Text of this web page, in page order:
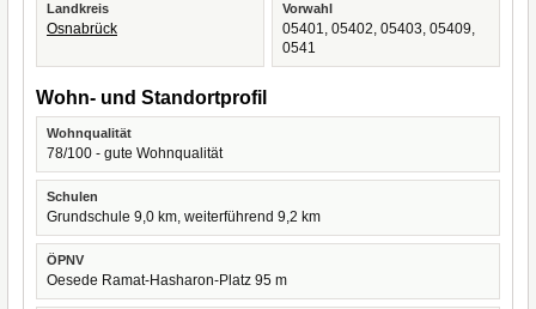
Landkreis
Osnabrück
Vorwahl
05401, 05402, 05403, 05409,
0541
Wohn- und Standortprofil
Wohnqualität
78/100 - gute Wohnqualität
Schulen
Grundschule 9,0 km, weiterführend 9,2 km
ÖPNV
Oesede Ramat-Hasharon-Platz 95 m